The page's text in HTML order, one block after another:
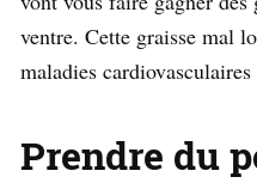
ventre. Cette graisse mal
maladies
Prendre du